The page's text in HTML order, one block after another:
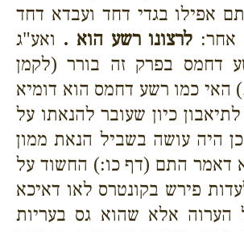
אפילו בגדי דחד ועבדא דחד
אחר: לרצונו רשע הוא . ואע"ג
דחמס בפרק זה בורר (לקמן
האי כמו רשע דחמס הוא דומיא
כיון שעובר להנאתו על
היה עושה בשביל הנאת ממון
דאמר התם (דף כו:) החשוד על
פירש בקונטרס לאו דאיכא
הערוה אלא שהוא גס בעריות